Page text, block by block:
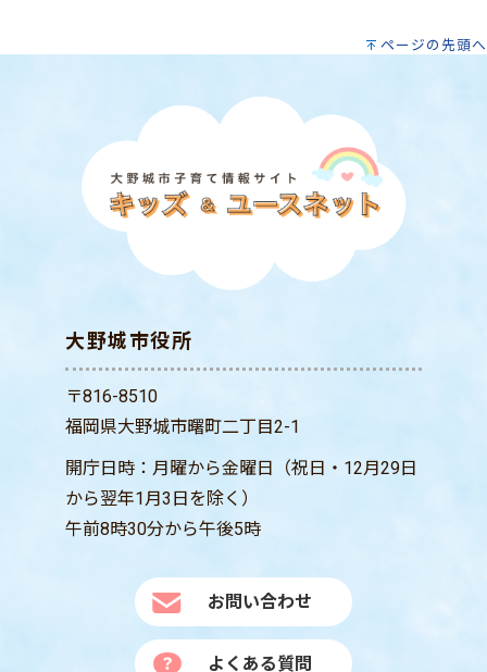
ページの先頭へ
大野城市役所
〒816-8510
福岡県大野城市曙町二丁目2-1
開庁日時：月曜から金曜日（祝日・12月29日
から翌年1月3日を除く）
午前8時30分から午後5時
お問い合わせ
よくある質問